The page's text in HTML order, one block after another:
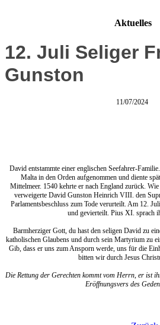
Aktuelles
12. Juli Seliger
Gunston
11/07/2024
David entstammte einer englischen Seefahrer-
Malta in den Orden aufgenommen und diente
Mittelmeer. 1540 kehrte er nach England zurück.
verweigerte David Gunston Heinrich VIII. den
Parlamentsbeschluss zum Tode verurteilt. Am 12.
und gevierteilt. Pius XI. sprach
Barmherziger Gott, du hast den seligen David zu
katholischen Glaubens und durch sein Martyrium zu
Gib, dass er uns zum Ansporn werde, uns für die
bitten wir durch Jesus
Die Rettung der Gerechten kommt vom Herrn, er ist
Eröffnungsvers des